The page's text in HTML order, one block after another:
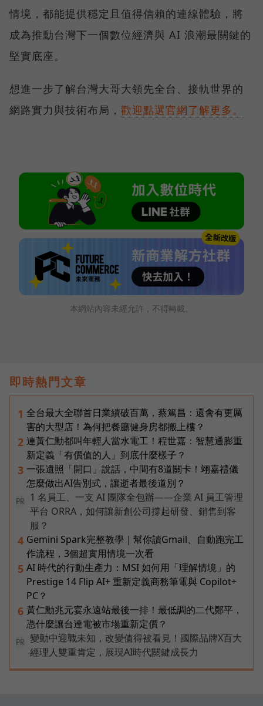
情境，都能提供穩定且值得信賴的連線體驗，將
成為推動台灣下一個數位經濟與 AI 浪潮最關鍵的
堅實底座。
想進一步了解台灣大哥大領先全台、接軌世界的
網路實力與技術布局， 歡迎點選官網了解更多。
本網站內容未經允許，不得轉載。
即時熱門文章
1 全台最大全聯首日業績破百萬，蔡篤昌：還會有更厲
害的大型店！為何把餐廳健身房都搬上樓？
2 連黃仁勳都叫年輕人當水電工！程世嘉：智慧通膨重
新定義「有價值的人」到底什麼樣子？
3 一張遺照「開口」說話，中間有8道關卡！翊嘉禮儀
怎麼做出AI告別式，讓逝者最後道別？
PR
1 名員工、一支 AI 團隊全包辦——企業 AI 員工管理
平台 ORRA，如何讓新創公司撐起研發、銷售到客
服？
4 Gemini Spark完整教學｜幫你讀Gmail、自動跑完工
作流程，3個超實用情境一次看
5 AI 時代的行動生產力：MSI 如何用「理解情境」的
Prestige 14 Flip AI+ 重新定義商務筆電與 Copilot+
PC？
6 黃仁勳兆元宴永遠站最後一排！最低調的二代鄭平，
憑什麼讓台達電被市場重新定價？
PR
變動中迎戰未知，改變值得被看見！國際品牌X百大
經理人雙重肯定，展現AI時代關鍵成長力